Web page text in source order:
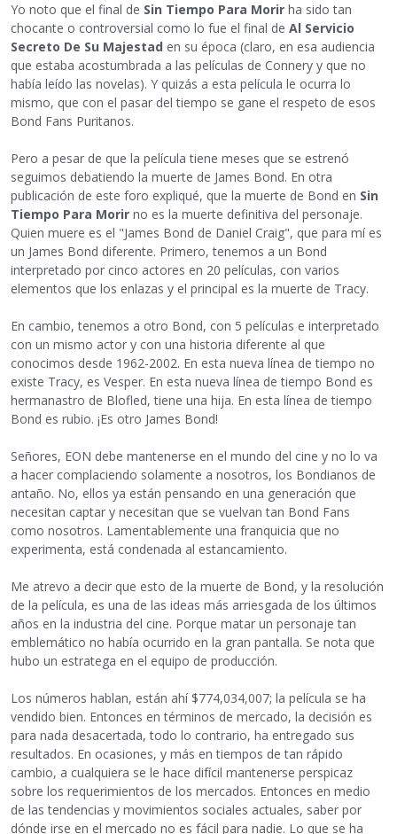
Yo noto que el final de Sin Tiempo Para Morir ha sido tan
chocante o controversial como lo fue el final de Al Servicio
Secreto De Su Majestad en su época (claro, en esa audiencia
que estaba acostumbrada a las películas de Connery y que no
había leído las novelas). Y quizás a esta película le ocurra lo
mismo, que con el pasar del tiempo se gane el respeto de esos
Bond Fans Puritanos.
Pero a pesar de que la película tiene meses que se estrenó
seguimos debatiendo la muerte de James Bond. En otra
publicación de este foro expliqué, que la muerte de Bond en Sin
Tiempo Para Morir no es la muerte definitiva del personaje.
Quien muere es el "James Bond de Daniel Craig", que para mí es
un James Bond diferente. Primero, tenemos a un Bond
interpretado por cinco actores en 20 películas, con varios
elementos que los enlazas y el principal es la muerte de Tracy.
En cambio, tenemos a otro Bond, con 5 películas e interpretado
con un mismo actor y con una historia diferente al que
conocimos desde 1962-2002. En esta nueva línea de tiempo no
existe Tracy, es Vesper. En esta nueva línea de tiempo Bond es
hermanastro de Blofled, tiene una hija. En esta línea de tiempo
Bond es rubio. ¡Es otro James Bond!
Señores, EON debe mantenerse en el mundo del cine y no lo va
a hacer complaciendo solamente a nosotros, los Bondianos de
antaño. No, ellos ya están pensando en una generación que
necesitan captar y necesitan que se vuelvan tan Bond Fans
como nosotros. Lamentablemente una franquicia que no
experimenta, está condenada al estancamiento.
Me atrevo a decir que esto de la muerte de Bond, y la resolución
de la película, es una de las ideas más arriesgada de los últimos
años en la industria del cine. Porque matar un personaje tan
emblemático no había ocurrido en la gran pantalla. Se nota que
hubo un estratega en el equipo de producción.
Los números hablan, están ahí $774,034,007; la película se ha
vendido bien. Entonces en términos de mercado, la decisión es
para nada desacertada, todo lo contrario, ha entregado sus
resultados. En ocasiones, y más en tiempos de tan rápido
cambio, a cualquiera se le hace difícil mantenerse perspicaz
sobre los requerimientos de los mercados. Entonces en medio
de las tendencias y movimientos sociales actuales, saber por
dónde irse en el mercado no es fácil para nadie. Lo que se ha